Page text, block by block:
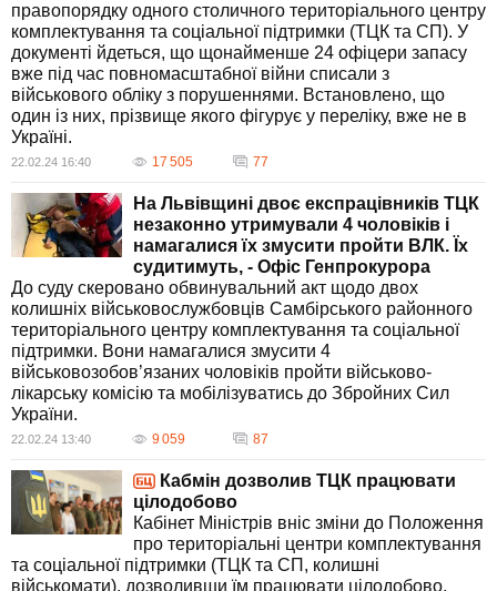
правопорядку одного столичного територіального центру
комплектування та соціальної підтримки (ТЦК та СП). У
документі йдеться, що щонайменше 24 офіцери запасу
вже під час повномасштабної війни списали з
військового обліку з порушеннями. Встановлено, що
один із них, прізвище якого фігурує у переліку, вже не в
Україні.
22.02.24 16:40 17 505 77
На Львівщині двоє експрацівників ТЦК
незаконно утримували 4 чоловіків і
намагалися їх змусити пройти ВЛК. Їх
судитимуть, - Офіс Генпрокурора
До суду скеровано обвинувальний акт щодо двох
колишніх військовослужбовців Самбірського районного
територіального центру комплектування та соціальної
підтримки. Вони намагалися змусити 4
військовозобов’язаних чоловіків пройти військово-
лікарську комісію та мобілізуватись до Збройних Сил
України.
22.02.24 13:40 9 059 87
Кабмін дозволив ТЦК працювати
цілодобово
Кабінет Міністрів вніс зміни до Положення
про територіальні центри комплектування
та соціальної підтримки (ТЦК та СП, колишні
військомати), дозволивши їм працювати цілодобово.